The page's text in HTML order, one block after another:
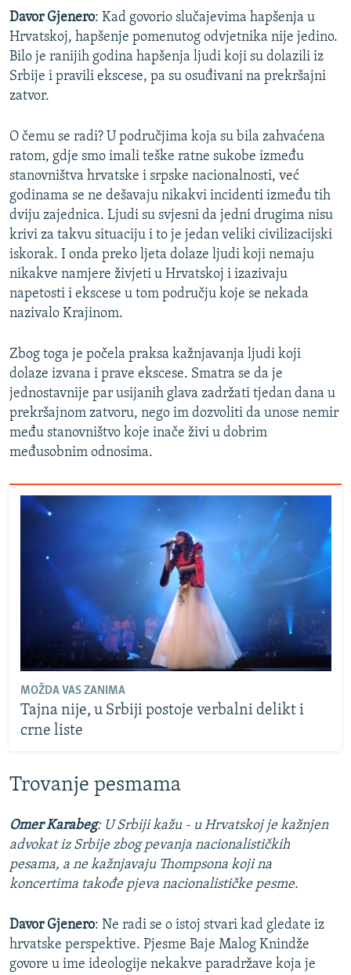
Davor Gjenero: Kad govorio slučajevima hapšenja u
Hrvatskoj, hapšenje pomenutog odvjetnika nije jedino.
Bilo je ranijih godina hapšenja ljudi koji su dolazili iz
Srbije i pravili ekscese, pa su osuđivani na prekršajni
zatvor.
O čemu se radi? U područjima koja su bila zahvaćena
ratom, gdje smo imali teške ratne sukobe između
stanovništva hrvatske i srpske nacionalnosti, već
godinama se ne dešavaju nikakvi incidenti između tih
dviju zajednica. Ljudi su svjesni da jedni drugima nisu
krivi za takvu situaciju i to je jedan veliki civilizacijski
iskorak. I onda preko ljeta dolaze ljudi koji nemaju
nikakve namjere živjeti u Hrvatskoj i izazivaju
napetosti i ekscese u tom području koje se nekada
nazivalo Krajinom.
Zbog toga je počela praksa kažnjavanja ljudi koji
dolaze izvana i prave ekscese. Smatra se da je
jednostavnije par usijanih glava zadržati tjedan dana u
prekršajnom zatvoru, nego im dozvoliti da unose nemir
među stanovništvo koje inače živi u dobrim
međusobnim odnosima.
MOŽDA VAS ZANIMA
Tajna nije, u Srbiji postoje verbalni delikt i
crne liste
Trovanje pesmama
Omer Karabeg: U Srbiji kažu - u Hrvatskoj je kažnjen
advokat iz Srbije zbog pevanja nacionalističkih
pesama, a ne kažnjavaju Thompsona koji na
koncertima takođe pjeva nacionalističke pesme.
Davor Gjenero: Ne radi se o istoj stvari kad gledate iz
hrvatske perspektive. Pjesme Baje Malog Knindže
govore u ime ideologije nekakve paradržave koja je